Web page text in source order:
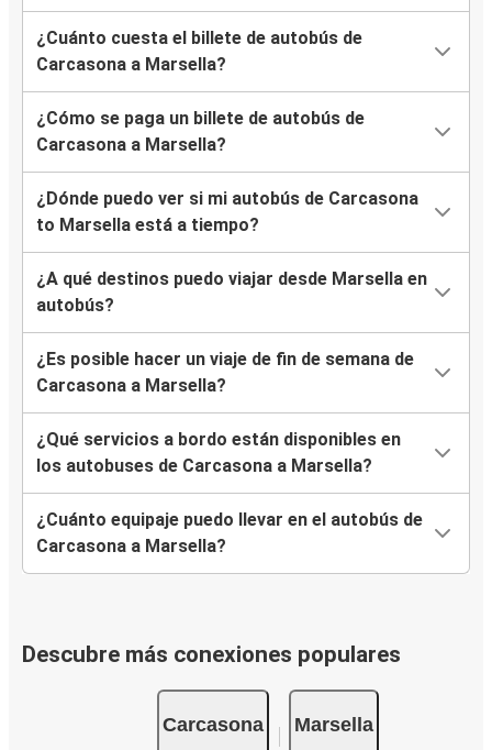
¿Cuánto cuesta el billete de autobús de
Carcasona a Marsella?
¿Cómo se paga un billete de autobús de
Carcasona a Marsella?
¿Dónde puedo ver si mi autobús de Carcasona
to Marsella está a tiempo?
¿A qué destinos puedo viajar desde Marsella en
autobús?
¿Es posible hacer un viaje de fin de semana de
Carcasona a Marsella?
¿Qué servicios a bordo están disponibles en
los autobuses de Carcasona a Marsella?
¿Cuánto equipaje puedo llevar en el autobús de
Carcasona a Marsella?
Descubre más conexiones populares
Carcasona Marsella